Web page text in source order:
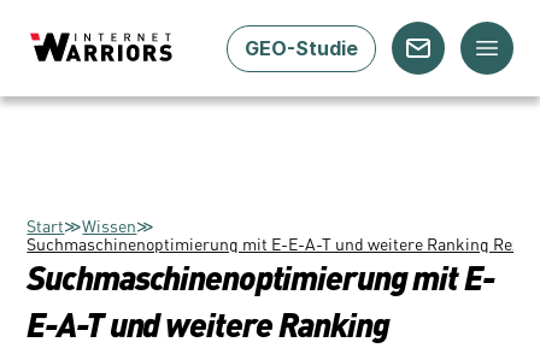
GEO-Studie
Start≫Wissen≫
Suchmaschinenoptimierung mit E-E-A-T und weitere Ranking
Suchmaschinenoptimierung mit E-
E-A-T und weitere Ranking